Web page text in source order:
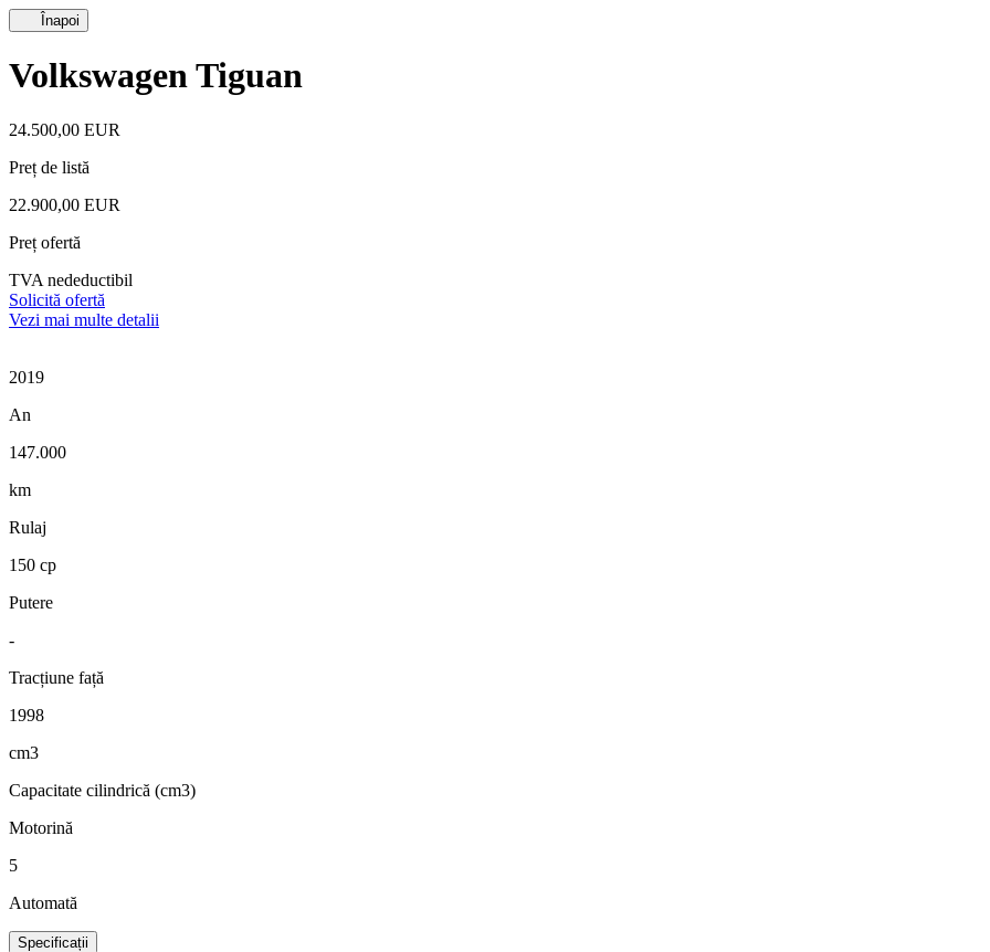
Înapoi
Volkswagen Tiguan
24.500,00 EUR
Preț de listă
22.900,00 EUR
Preț ofertă
TVA nedeductibil
Solicită ofertă
Vezi mai multe detalii
2019
An
147.000
km
Rulaj
150 cp
Putere
-
Tracțiune față
1998
cm3
Capacitate cilindrică (cm3)
Motorină
5
Automată
Specificații